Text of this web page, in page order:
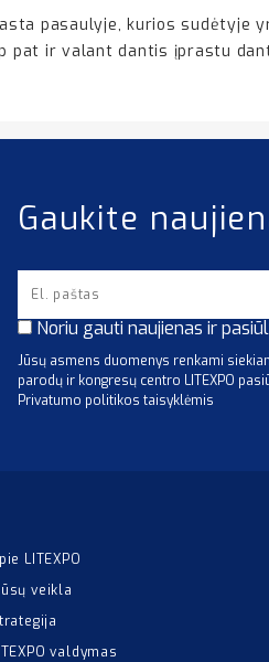
pasaulyje, kurios sudėtyje
pat ir valant dantis įprastu
Gaukite
Noriu gauti naujienas ir
Jūsų asmens duomenys renkami
parodų ir kongresų centro LITEXPO
Privatumo politikos taisyklėmis
LITEXPO
veikla
valdymas